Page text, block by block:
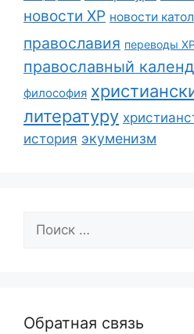
новости ХР новости
православия переводы
православный
философия
литературу
история экуменизм
Обратная связь